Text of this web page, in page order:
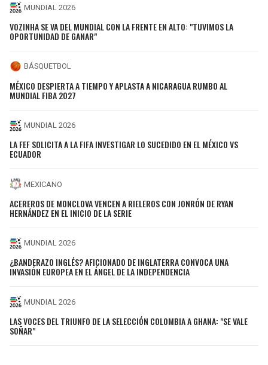
MUNDIAL 2026
VOZINHA SE VA DEL MUNDIAL CON LA FRENTE EN ALTO: "TUVIMOS LA
OPORTUNIDAD DE GANAR"
BÁSQUETBOL
MÉXICO DESPIERTA A TIEMPO Y APLASTA A NICARAGUA RUMBO AL
MUNDIAL FIBA 2027
MUNDIAL 2026
LA FEF SOLICITA A LA FIFA INVESTIGAR LO SUCEDIDO EN EL MÉXICO VS
ECUADOR
MEXICANO
ACEREROS DE MONCLOVA VENCEN A RIELEROS CON JONRÓN DE RYAN
HERNÁNDEZ EN EL INICIO DE LA SERIE
MUNDIAL 2026
¿BANDERAZO INGLÉS? AFICIONADO DE INGLATERRA CONVOCA UNA
INVASIÓN EUROPEA EN EL ÁNGEL DE LA INDEPENDENCIA
MUNDIAL 2026
LAS VOCES DEL TRIUNFO DE LA SELECCIÓN COLOMBIA A GHANA: "SE VALE
SOÑAR"